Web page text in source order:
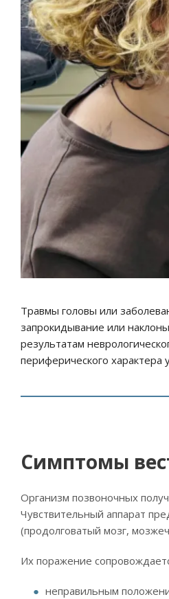
Травмы головы или
запрокидывание или
результатам
периферического характера
Симптомы
Организм позвоночных
Чувствительный аппарат
(продолговатый мозг,
Их поражение
неправильным